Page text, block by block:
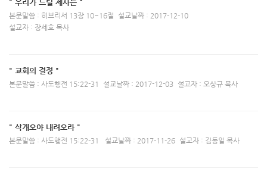
" 우리가 드릴 제사는 "
본문말씀 : 히브리서 13장 10~16절
설교날짜 : 2017-12-10
설교자 : 장세호 목사
" 교회의 결정 "
본문말씀 : 사도행전 15:22-31 설교날짜 : 2017-12-03 설교자 : 오상규 목사
" 삭개오야 내려오라 "
본문말씀 : 사도행전 15:22-31 설교날짜 : 2017-11-26 설교자 : 김동일 목사